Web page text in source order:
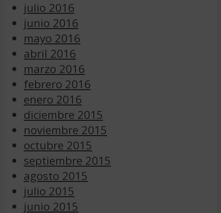
julio 2016
junio 2016
mayo 2016
abril 2016
marzo 2016
febrero 2016
enero 2016
diciembre 2015
noviembre 2015
octubre 2015
septiembre 2015
agosto 2015
julio 2015
junio 2015